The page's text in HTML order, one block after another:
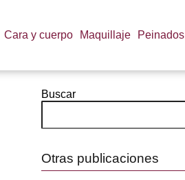
Cara y cuerpo Maquillaje Peinados
Buscar
Otras publicaciones